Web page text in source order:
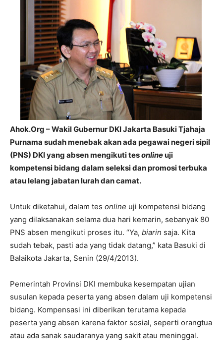
Ahok.Org – Wakil Gubernur DKI Jakarta Basuki Tjahaja
Purnama sudah menebak akan ada pegawai negeri sipil
(PNS) DKI yang absen mengikuti tesonlineuji
kompetensi bidang dalam seleksi dan promosi terbuka
atau lelang jabatan lurah dan camat.
Untuk diketahui, dalam tes online uji kompetensi bidang
yang dilaksanakan selama dua hari kemarin, sebanyak 80
PNS absen mengikuti proses itu. “Ya, biarin saja. Kita
sudah tebak, pasti ada yang tidak datang,” kata Basuki di
Balaikota Jakarta, Senin (29/4/2013).
Pemerintah Provinsi DKI membuka kesempatan ujian
susulan kepada peserta yang absen dalam uji kompetensi
bidang. Kompensasi ini diberikan terutama kepada
peserta yang absen karena faktor sosial, seperti orangtua
atau ada sanak saudaranya yang sakit atau meninggal.